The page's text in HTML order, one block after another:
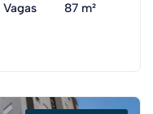
Vagas 87 m²